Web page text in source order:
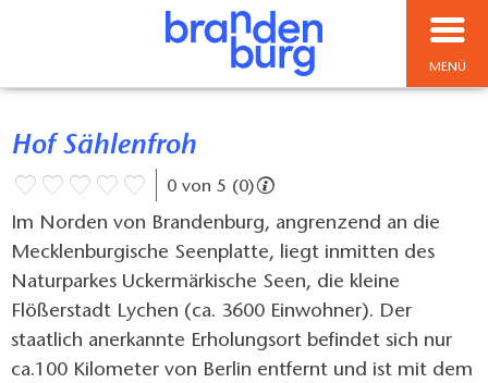
MENÜ
Hof Sählenfroh
0 von 5 (0)
Im Norden von Brandenburg, angrenzend an die
Mecklenburgische Seenplatte, liegt inmitten des
Naturparkes Uckermärkische Seen, die kleine
Flößerstadt Lychen (ca. 3600 Einwohner). Der
staatlich anerkannte Erholungsort befindet sich nur
ca.100 Kilometer von Berlin entfernt und ist mit dem